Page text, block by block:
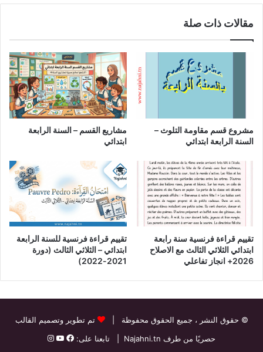
مقالات ذات صلة
مشروع قسم مقاومة التلوث –
السنة الرابعة ابتدائي
مشاريع القسم – السنة الرابعة
ابتدائي
تقييم قراءة فرنسية سنة رابعة
ابتدائي الثلاثي الثالث مع الاصلاح
2026+ انجاز تفاعلي
تقييم قراءة فرنسية للسنة الرابعة
ابتدائي – الثلاثي الثالث (دورة
2021-2022)
© حقوق النشر ، جميع الحقوق محفوظة |
تم تطوير وتصميم القالب
حصريًا من طرف Najahni.tn | تابعنا على: